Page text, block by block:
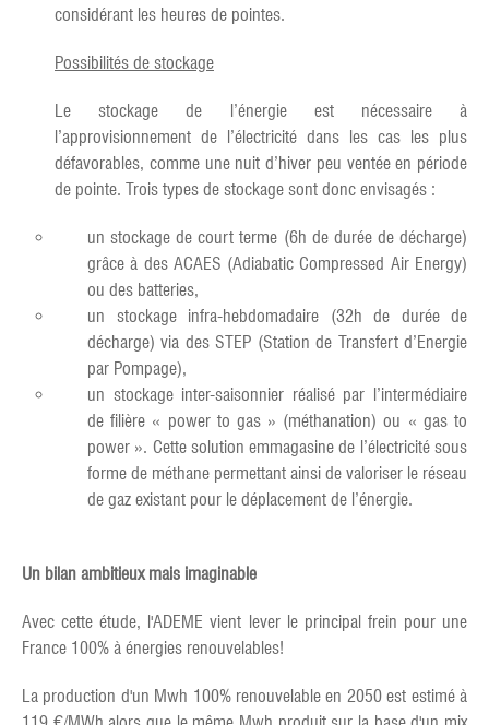
considérant les heures de pointes.
Possibilités de stockage
Le stockage de l’énergie est nécessaire à
l’approvisionnement de l’électricité dans les cas les plus
défavorables, comme une nuit d’hiver peu ventée en période
de pointe. Trois types de stockage sont donc envisagés :
un stockage de court terme (6h de durée de décharge)
grâce à des ACAES (Adiabatic Compressed Air Energy)
ou des batteries,
un stockage infra-hebdomadaire (32h de durée de
décharge) via des STEP (Station de Transfert d’Energie
par Pompage),
un stockage inter-saisonnier réalisé par l’intermédiaire
de filière « power to gas » (méthanation) ou « gas to
power ». Cette solution emmagasine de l’électricité sous
forme de méthane permettant ainsi de valoriser le réseau
de gaz existant pour le déplacement de l’énergie.
Un bilan ambitieux mais imaginable
Avec cette étude, l'ADEME vient lever le principal frein pour une
France 100% à énergies renouvelables!
La production d'un Mwh 100% renouvelable en 2050 est estimé à